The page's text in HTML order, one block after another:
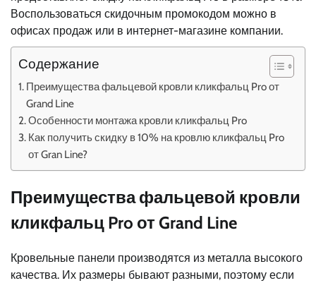
Воспользоваться скидочным промокодом можно в
офисах продаж или в интернет-магазине компании.
Содержание
Преимущества фальцевой кровли кликфальц Pro от
Grand Line
Особенности монтажа кровли кликфальц Pro
Как получить скидку в 10% на кровлю кликфальц Pro
от Gran Line?
Преимущества фальцевой кровли
кликфальц Pro от Grand Line
Кровельные панели производятся из металла высокого
качества. Их размеры бывают разными, поэтому если